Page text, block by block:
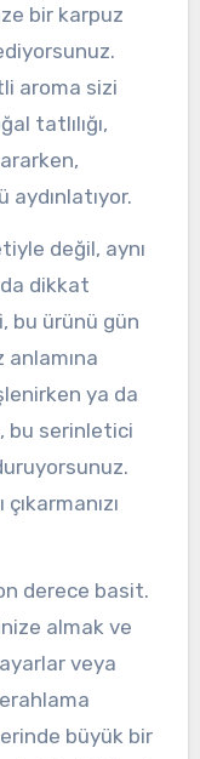
bir karpuz
aroma sizi
tatlılığı,
aydınlatıyor.
değil, aynı
dikkat
bu ürünü gün
anlamına
ya da
bu serinletici
derece basit.
almak ve
veya
büyük bir